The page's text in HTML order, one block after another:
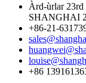
Àrd-ùrlar
SHANGHAI
+86-21-
+86